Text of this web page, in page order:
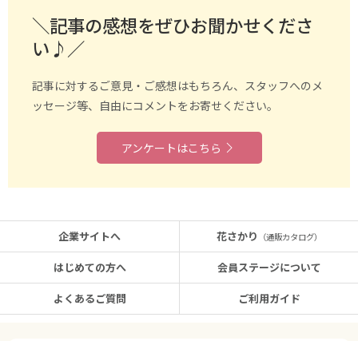
＼記事の感想をぜひお聞かせくださ
い♪／
記事に対するご意見・ご感想はもちろん、スタッフへのメ
ッセージ等、自由にコメントをお寄せください。
アンケートはこちら
企業サイトへ
はじめての方へ
よくあるご質問
花さかり （通販カタログ）
会員ステージについて
ご利用ガイド